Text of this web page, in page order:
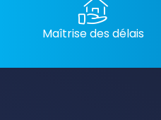
Maîtrise des délais